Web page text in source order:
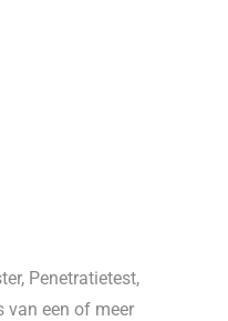
Penetratietest,
van een of meer